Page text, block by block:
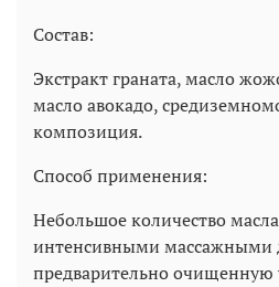
Состав:
Экстракт граната, масло
масло авокадо,
композиция.
Способ применения:
Небольшое количество
интенсивными массажными
предварительно